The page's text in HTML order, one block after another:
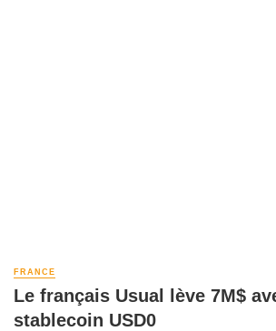
FRANCE
Le français Usual lève 7M$
stablecoin USD0